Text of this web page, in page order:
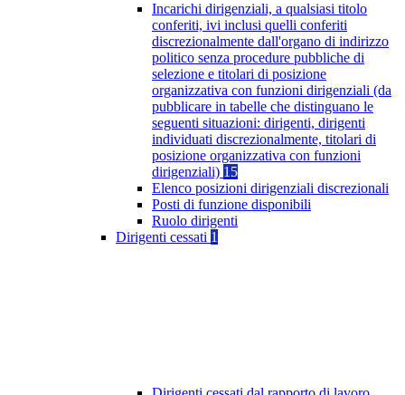
Incarichi dirigenziali, a qualsiasi titolo
conferiti, ivi inclusi quelli conferiti
discrezionalmente dall'organo di indirizzo
politico senza procedure pubbliche di
selezione e titolari di posizione
organizzativa con funzioni dirigenziali (da
pubblicare in tabelle che distinguano le
seguenti situazioni: dirigenti, dirigenti
individuati discrezionalmente, titolari di
posizione organizzativa con funzioni
dirigenziali) 15
Elenco posizioni dirigenziali discrezionali
Posti di funzione disponibili
Ruolo dirigenti
Dirigenti cessati 1